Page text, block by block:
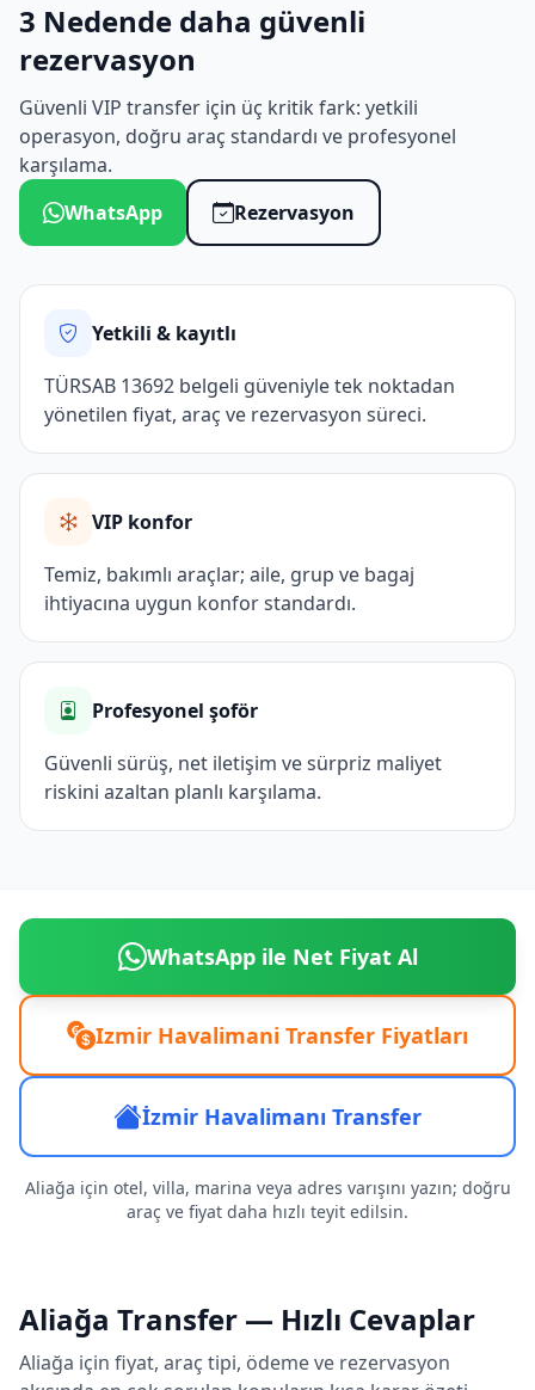
3 Nedende daha güvenli
rezervasyon
Güvenli VIP transfer için üç kritik fark: yetkili
operasyon, doğru araç standardı ve profesyonel
karşılama.
WhatsApp
Rezervasyon
Yetkili & kayıtlı
TÜRSAB 13692 belgeli güveniyle tek noktadan
yönetilen fiyat, araç ve rezervasyon süreci.
VIP konfor
Temiz, bakımlı araçlar; aile, grup ve bagaj
ihtiyacına uygun konfor standardı.
Profesyonel şoför
Güvenli sürüş, net iletişim ve sürpriz maliyet
riskini azaltan planlı karşılama.
WhatsApp ile Net Fiyat Al
Izmir Havalimani Transfer Fiyatları
İzmir Havalimanı Transfer
Aliağa için otel, villa, marina veya adres varışını yazın; doğru
araç ve fiyat daha hızlı teyit edilsin.
Aliağa Transfer — Hızlı Cevaplar
Aliağa için fiyat, araç tipi, ödeme ve rezervasyon